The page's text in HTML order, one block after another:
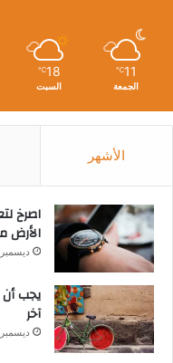
11
℃
الجمعة
18
℃
السبت
الأشهر
‫اصرخ
الأرض
ديسمبر 21, 2024
يجب أن
آخر
ديسمبر 21, 2024